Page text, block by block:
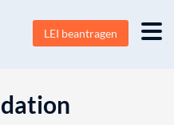
LEI beantragen